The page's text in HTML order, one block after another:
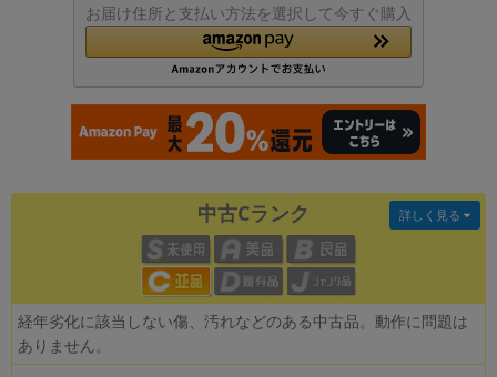
お届け住所と支払い方法を選択して今すぐ購入
中古Cランク
経年劣化に該当しない傷、汚れなどのある中古品。動作に問題は
ありません。
詳しく見る
各項目のチェックボックスは「or検索」となります。
ただし機能別のみ「and検索」となります。